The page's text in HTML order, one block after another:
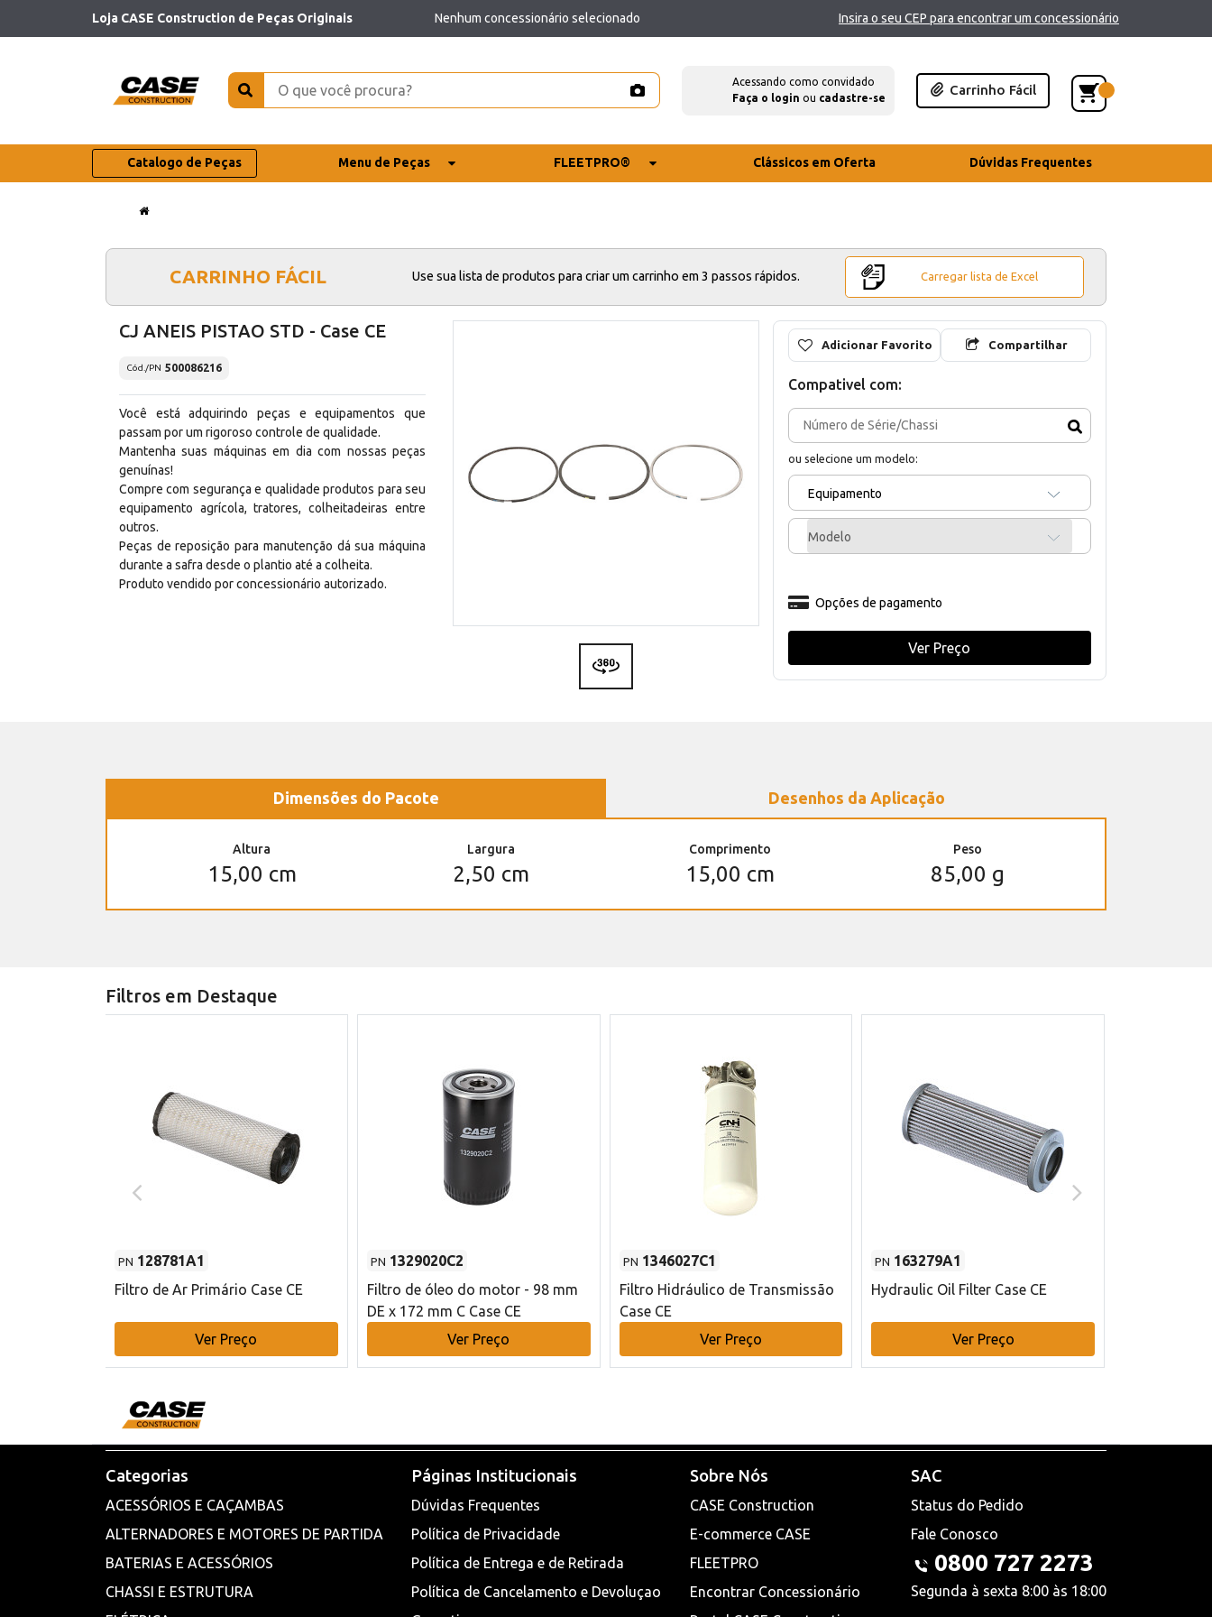
Loja CASE Construction de Peças Originais Nenhum concessionário selecionado Insira o seu CEP para encontrar um concessionário
Acessando como convidado
Faça o login ou cadastre-se
Carrinho Fácil
Catalogo de Peças Menu de Peças FLEETPRO® Clássicos em Oferta Dúvidas Frequentes
CARRINHO FÁCIL Use sua lista de produtos para criar um carrinho em 3 passos rápidos. Carregar lista de Excel
CJ ANEIS PISTAO STD - Case CE
Cód./PN 500086216
Você está adquirindo peças e equipamentos que
passam por um rigoroso controle de qualidade.
Mantenha suas máquinas em dia com nossas peças
genuínas!
Compre com segurança e qualidade produtos para seu
equipamento agrícola, tratores, colheitadeiras entre
outros.
Peças de reposição para manutenção dá sua máquina
durante a safra desde o plantio até a colheita.
Produto vendido por concessionário autorizado.
Adicionar Favorito Compartilhar
Compativel com:
ou selecione um modelo:
Equipamento
Modelo
Opções de pagamento
Ver Preço
Dimensões do Pacote Desenhos da Aplicação
Altura
15,00 cm
Largura
2,50 cm
Comprimento
15,00 cm
Peso
85,00 g
Filtros em Destaque
PN 128781A1
Filtro de Ar Primário Case CE
Ver Preço
PN 1329020C2
Filtro de óleo do motor - 98 mm
DE x 172 mm C Case CE
Ver Preço
PN 1346027C1
Filtro Hidráulico de Transmissão
Case CE
Ver Preço
PN 163279A1
Hydraulic Oil Filter Case CE
Ver Preço
Categorias
ACESSÓRIOS E CAÇAMBAS
ALTERNADORES E MOTORES DE PARTIDA
BATERIAS E ACESSÓRIOS
CHASSI E ESTRUTURA
Páginas Institucionais
Dúvidas Frequentes
Política de Privacidade
Política de Entrega e de Retirada
Política de Cancelamento e Devoluçao
Sobre Nós
CASE Construction
E-commerce CASE
FLEETPRO
Encontrar Concessionário
SAC
Status do Pedido
Fale Conosco
0800 727 2273
Segunda à sexta 8:00 às 18:00